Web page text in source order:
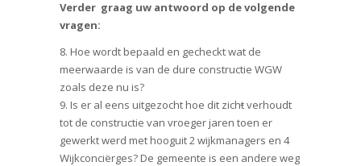
Verder graag uw antwoord op de volgende
vragen:
8. Hoe wordt bepaald en gecheckt wat de
meerwaarde is van de dure constructie WGW
zoals deze nu is?
9. Is er al eens uitgezocht hoe dit zichtverhoudt
tot de constructie van vroeger jaren toen er
gewerkt werd met hooguit 2 wijkmanagers en 4
Wijkconciërges? De gemeente is een andere weg